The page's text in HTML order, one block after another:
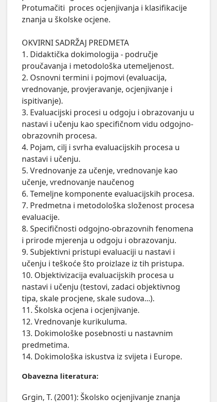
Protumačiti  proces ocjenjivanja i klasifikacije
znanja u školske ocjene.
OKVIRNI SADRŽAJ PREDMETA
1. Didaktička dokimologija - područje
proučavanja i metodološka utemeljenost.
2. Osnovni termini i pojmovi (evaluacija,
vrednovanje, provjeravanje, ocjenjivanje i
ispitivanje).
3. Evaluacijski procesi u odgoju i obrazovanju u
nastavi i učenju kao specifičnom vidu odgojno-
obrazovnih procesa.
4. Pojam, cilj i svrha evaluacijskih procesa u
nastavi i učenju.
5. Vrednovanje za učenje, vrednovanje kao
učenje, vrednovanje naučenog
6. Temeljne komponente evaluacijskih procesa.
7. Predmetna i metodološka složenost procesa
evaluacije.
8. Specifičnosti odgojno-obrazovnih fenomena
i prirode mjerenja u odgoju i obrazovanju.
9. Subjektivni pristupi evaluaciji u nastavi i
učenju i teškoće što proizlaze iz tih pristupa.
10. Objektivizacija evaluacijskih procesa u
nastavi i učenju (testovi, zadaci objektivnog
tipa, skale procjene, skale sudova...).
11. Školska ocjena i ocjenjivanje.
12. Vrednovanje kurikuluma.
13. Dokimološke posebnosti u nastavnim
predmetima.
14. Dokimološka iskustva iz svijeta i Europe.
Obavezna literatura:
Grgin, T. (2001): Školsko ocjenjivanje znanja